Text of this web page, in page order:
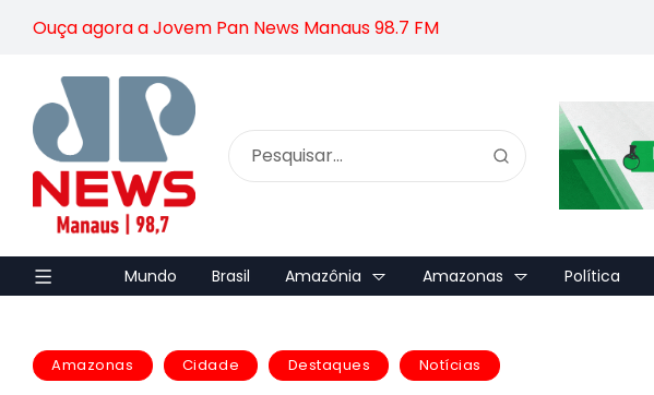
Ouça agora a Jovem Pan News Manaus 98.7 FM
Mundo Brasil Amazônia Amazonas Política
Amazonas Cidade Destaques Notícias